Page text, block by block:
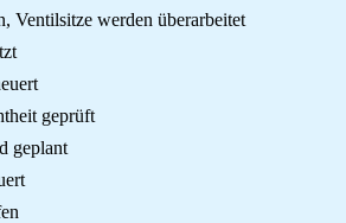
Ventilsitze werden überarbeitet
geprüft
geplant